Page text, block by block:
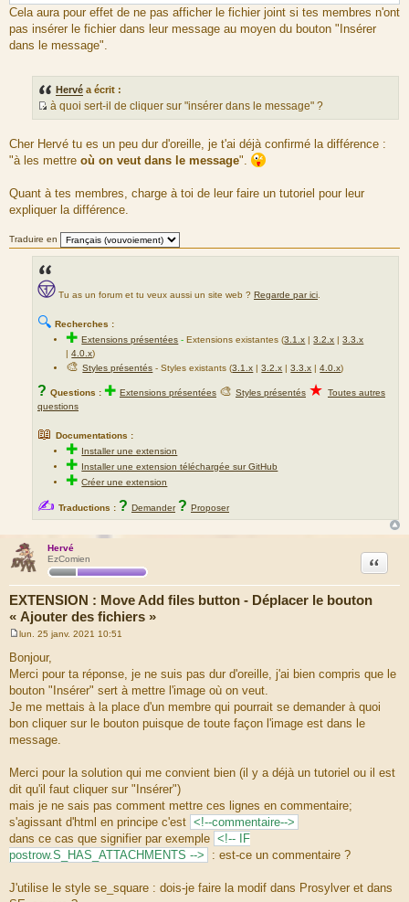
Cela aura pour effet de ne pas afficher le fichier joint si tes membres n'ont
pas insérer le fichier dans leur message au moyen du bouton "Insérer
dans le message".
Hervé a écrit :
S
u
r
e
d
m
e
s
s
g
à quoi sert-il de cliquer sur "insérer dans le message" ?
Cher Hervé tu es un peu dur d'oreille, je t'ai déjà confirmé la différence :
"à les mettre où on veut dans le message".
Quant à tes membres, charge à toi de leur faire un tutoriel pour leur
expliquer la différence.
Traduire en
Tu as un forum et tu veux aussi un site web ? Regarde par ici
🔍 Recherches :
✚Extensions présentées -Extensions existantes (3.1.x |3.2.x |3.3.x
|4.0.x)
🎨Styles présentés - Styles existants (3.1.x |3.2.x |3.3.x |4.0.x)
? Questions : ✚ Extensions présentées 🎨 Styles présentés ★ Toutes autres
questions
📖 Documentations :
✚ Installer une extension
✚ Installer une extension téléchargée sur GitHub
✚Créer une extension
✍ Traductions : ? Demander ? Proposer
Hervé
EzComien
EXTENSION : Move Add files button - Déplacer le bouton
« Ajouter des fichiers »
Citation
s
s
g
e
lun. 25 janv. 2021 10:51
Bonjour,
Merci pour ta réponse, je ne suis pas dur d'oreille, j'ai bien compris que le
bouton "Insérer" sert à mettre l'image où on veut.
Je me mettais à la place d'un membre qui pourrait se demander à quoi
bon cliquer sur le bouton puisque de toute façon l'image est dans le
message.
Merci pour la solution qui me convient bien (il y a déjà un tutoriel ou il est
dit qu'il faut cliquer sur "Insérer")
mais je ne sais pas comment mettre ces lignes en commentaire;
s'agissant d'html en principe c'est <!--commentaire-->
dans ce cas que signifier par exemple <!-- IF
postrow.S_HAS_ATTACHMENTS -->
: est-ce un commentaire ?
J'utilise le style se_square : dois-je faire la modif dans Prosylver et dans